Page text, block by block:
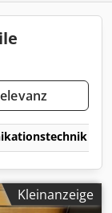
&
Kleinanzeige